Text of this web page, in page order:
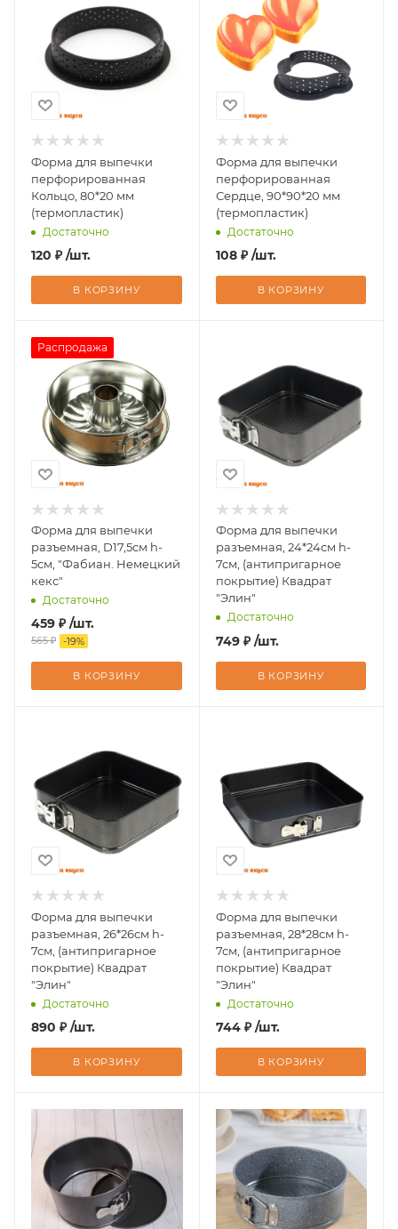
Форма для выпечки
перфорированная
Кольцо, 80*20 мм
(термопластик)
Достаточно
120 ₽ /шт.
В КОРЗИНУ
Форма для выпечки
перфорированная
Сердце, 90*90*20 мм
(термопластик)
Достаточно
108 ₽ /шт.
В КОРЗИНУ
Распродажа
Форма для выпечки
разъемная, D17,5см h-
5см, "Фабиан. Немецкий
кекс"
Достаточно
459 ₽ /шт.
565 ₽ -19%
В КОРЗИНУ
Форма для выпечки
разъемная, 24*24см h-
7см, (антипригарное
покрытие) Квадрат
"Элин"
Достаточно
749 ₽ /шт.
В КОРЗИНУ
Форма для выпечки
разъемная, 26*26см h-
7см, (антипригарное
покрытие) Квадрат
"Элин"
Достаточно
890 ₽ /шт.
В КОРЗИНУ
Форма для выпечки
разъемная, 28*28см h-
7см, (антипригарное
покрытие) Квадрат
"Элин"
Достаточно
744 ₽ /шт.
В КОРЗИНУ